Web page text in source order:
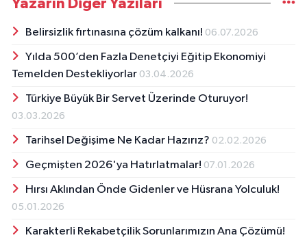
Yazarın Diğer Yazıları
Belirsizlik fırtınasına çözüm kalkanı! 06.07.2026
Yılda 500’den Fazla Denetçiyi Eğitip Ekonomiyi
Temelden Destekliyorlar 03.04.2026
Türkiye Büyük Bir Servet Üzerinde Oturuyor!
03.03.2026
Tarihsel Değişime Ne Kadar Hazırız? 02.02.2026
Geçmişten 2026'ya Hatırlatmalar! 07.01.2026
Hırsı Aklından Önde Gidenler ve Hüsrana Yolculuk!
05.01.2026
Karakterli Rekabetçilik Sorunlarımızın Ana Çözümü!